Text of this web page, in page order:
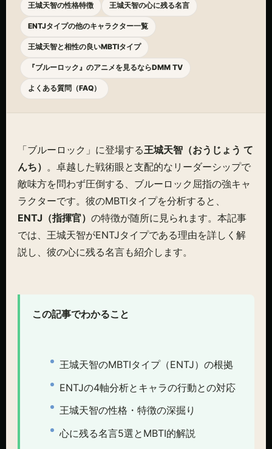
王城天智の性格特徴 王城天智の心に残る名言
ENTJタイプの他のキャラクター一覧
王城天智と相性の良いMBTIタイプ
『ブルーロック』のアニメを見るならDMM TV
よくある質問（FAQ）
「ブルーロック」に登場する王城天智（おうじょう て
んち） 。卓越した戦術眼と支配的なリーダーシップで
敵味方を問わず圧倒する、ブルーロック屈指の強キャ
ラクターです。彼のMBTIタイプを分析すると、
ENTJ（指揮官） の特徴が随所に見られます。本記事
では、王城天智がENTJタイプである理由を詳しく解
説し、彼の心に残る名言も紹介します。
この記事でわかること
王城天智のMBTIタイプ（ENTJ）の根拠
ENTJの4軸分析とキャラの行動との対応
王城天智の性格・特徴の深掘り
心に残る名言5選とMBTI的解説